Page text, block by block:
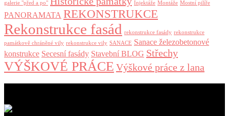
galerie "před a po" Injektáže Montáže Mostní pilíře
PANORAMATA REKONSTRUKCE
Rekonstrukce fasád rekonstrukce fasády rekonstrukce
památkově chráněné vily rekonstrukce vily SANACE Sanace železobetonové
konstrukce Secesní fasády Stavební BLOG Střechy
VÝŠKOVÉ PRÁCE Výškové práce z lana